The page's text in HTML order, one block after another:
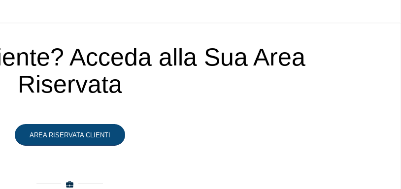
Acceda alla Sua Area
Riservata
AREA RISERVATA CLIENTI